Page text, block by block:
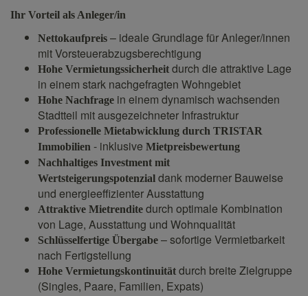
Ihr Vorteil als Anleger/in
Nettokaufpreis – ideale Grundlage für Anleger/innen
mit Vorsteuerabzugsberechtigung
Hohe Vermietungssicherheit durch die attraktive Lage
in einem stark nachgefragten Wohngebiet
Hohe Nachfrage in einem dynamisch wachsenden
Stadtteil mit ausgezeichneter Infrastruktur
Professionelle Mietabwicklung durch TRISTAR
Immobilien - inklusive Mietpreisbewertung
Nachhaltiges Investment mit
Wertsteigerungspotenzial dank moderner Bauweise
und energieeffizienter Ausstattung
Attraktive Mietrendite durch optimale Kombination
von Lage, Ausstattung und Wohnqualität
Schlüsselfertige Übergabe – sofortige Vermietbarkeit
nach Fertigstellung
Hohe Vermietungskontinuität durch breite Zielgruppe
(Singles, Paare, Familien, Expats)